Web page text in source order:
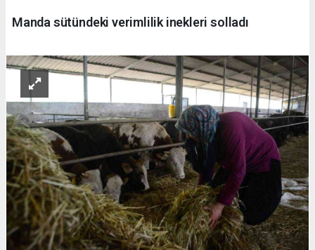
Manda sütündeki verimlilik inekleri solladı